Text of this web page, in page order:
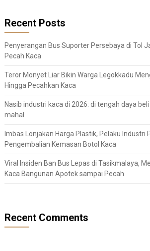
Recent Posts
Penyerangan Bus Suporter Persebaya di Tol
Pecah Kaca
Teror Monyet Liar Bikin Warga Legokkadu
Hingga Pecahkan Kaca
Nasib industri kaca di 2026: di tengah daya
mahal
Imbas Lonjakan Harga Plastik, Pelaku Industri
Pengembalian Kemasan Botol Kaca
Viral Insiden Ban Bus Lepas di Tasikmalaya,
Kaca Bangunan Apotek sampai Pecah
Recent Comments